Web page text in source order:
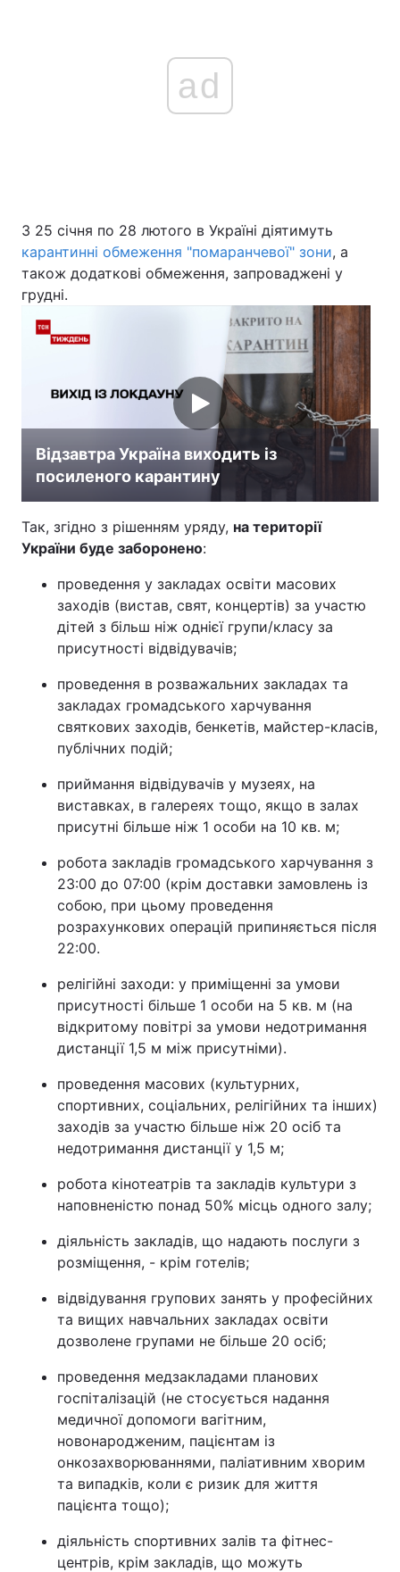
ad
З 25 січня по 28 лютого в Україні діятимуть
карантинні обмеження "помаранчевої" зони, а
також додаткові обмеження, запроваджені у
грудні.
Відзавтра Україна виходить із
посиленого карантину
Так, згідно з рішенням уряду, на території
України буде заборонено:
проведення у закладах освіти масових
заходів (вистав, свят, концертів) за участю
дітей з більш ніж однієї групи/класу за
присутності відвідувачів;
проведення в розважальних закладах та
закладах громадського харчування
святкових заходів, бенкетів, майстер-класів,
публічних подій;
приймання відвідувачів у музеях, на
виставках, в галереях тощо, якщо в залах
присутні більше ніж 1 особи на 10 кв. м;
робота закладів громадського харчування з
23:00 до 07:00 (крім доставки замовлень із
собою, при цьому проведення
розрахункових операцій припиняється після
22:00.
релігійні заходи: у приміщенні за умови
присутності більше 1 особи на 5 кв. м (на
відкритому повітрі за умови недотримання
дистанції 1,5 м між присутніми).
проведення масових (культурних,
спортивних, соціальних, релігійних та інших)
заходів за участю більше ніж 20 осіб та
недотримання дистанції у 1,5 м;
робота кінотеатрів та закладів культури з
наповненістю понад 50% місць одного залу;
діяльність закладів, що надають послуги з
розміщення, - крім готелів;
відвідування групових занять у професійних
та вищих навчальних закладах освіти
дозволене групами не більше 20 осіб;
проведення медзакладами планових
госпіталізацій (не стосується надання
медичної допомоги вагітним,
новонародженим, пацієнтам із
онкозахворюваннями, паліативним хворим
та випадків, коли є ризик для життя
пацієнта тощо);
діяльність спортивних залів та фітнес-
центрів, крім закладів, що можуть